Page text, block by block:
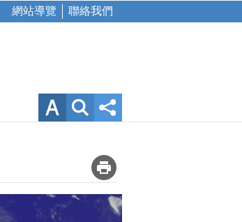
網站導覽 聯絡我們